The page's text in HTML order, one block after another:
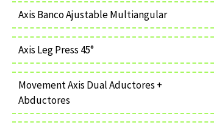
Axis Banco Ajustable Multiangular
Axis Leg Press 45°
Movement Axis Dual Aductores +
Abductores